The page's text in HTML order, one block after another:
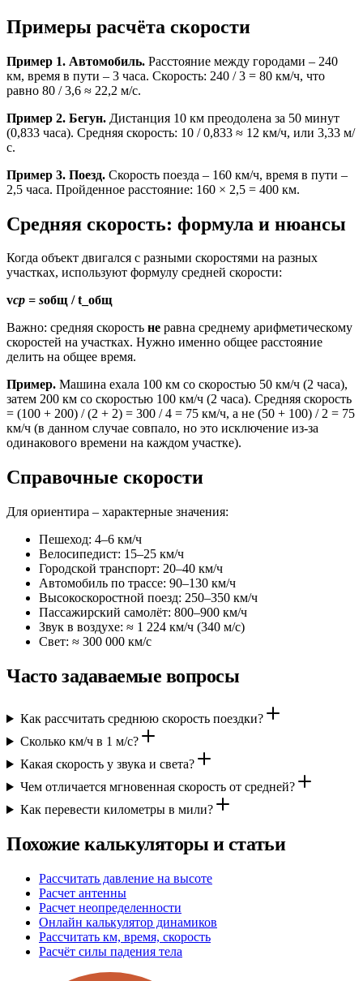
Примеры расчёта скорости
Пример 1. Автомобиль. Расстояние между городами – 240
км, время в пути – 3 часа. Скорость: 240 / 3 = 80 км/ч, что
равно 80 / 3,6 ≈ 22,2 м/с.
Пример 2. Бегун. Дистанция 10 км преодолена за 50 минут
(0,833 часа). Средняя скорость: 10 / 0,833 ≈ 12 км/ч, или 3,33 м/
с.
Пример 3. Поезд. Скорость поезда – 160 км/ч, время в пути –
2,5 часа. Пройденное расстояние: 160 × 2,5 = 400 км.
Средняя скорость: формула и нюансы
Когда объект двигался с разными скоростями на разных
участках, используют формулу средней скорости:
vср = sобщ / t_общ
Важно: средняя скорость не равна среднему арифметическому
скоростей на участках. Нужно именно общее расстояние
делить на общее время.
Пример. Машина ехала 100 км со скоростью 50 км/ч (2 часа),
затем 200 км со скоростью 100 км/ч (2 часа). Средняя скорость
= (100 + 200) / (2 + 2) = 300 / 4 = 75 км/ч, а не (50 + 100) / 2 = 75
км/ч (в данном случае совпало, но это исключение из-за
одинакового времени на каждом участке).
Справочные скорости
Для ориентира – характерные значения:
Пешеход: 4–6 км/ч
Велосипедист: 15–25 км/ч
Городской транспорт: 20–40 км/ч
Автомобиль по трассе: 90–130 км/ч
Высокоскоростной поезд: 250–350 км/ч
Пассажирский самолёт: 800–900 км/ч
Звук в воздухе: ≈ 1 224 км/ч (340 м/с)
Свет: ≈ 300 000 км/с
Часто задаваемые вопросы
Как рассчитать среднюю скорость поездки?
Сколько км/ч в 1 м/с?
Какая скорость у звука и света?
Чем отличается мгновенная скорость от средней?
Как перевести километры в мили?
Похожие калькуляторы и статьи
Рассчитать давление на высоте
Расчет антенны
Расчет неопределенности
Онлайн калькулятор динамиков
Рассчитать км, время, скорость
Расчёт силы падения тела